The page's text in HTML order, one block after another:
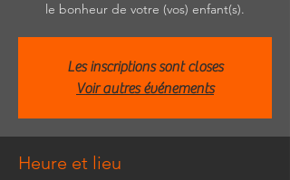
le bonheur de votre (vos) enfant(s).
Les inscriptions sont closes
Voir autres événements
Heure et lieu